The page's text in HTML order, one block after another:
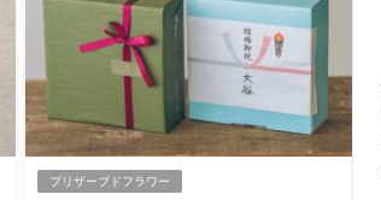
プリザーブドフラワー